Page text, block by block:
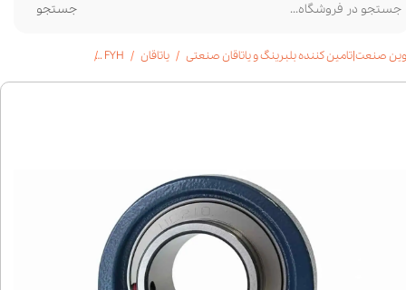
جستجو
صنعت|تامین کننده بلبرینگ و یاتاقان صنعتی یاتاقان FYH